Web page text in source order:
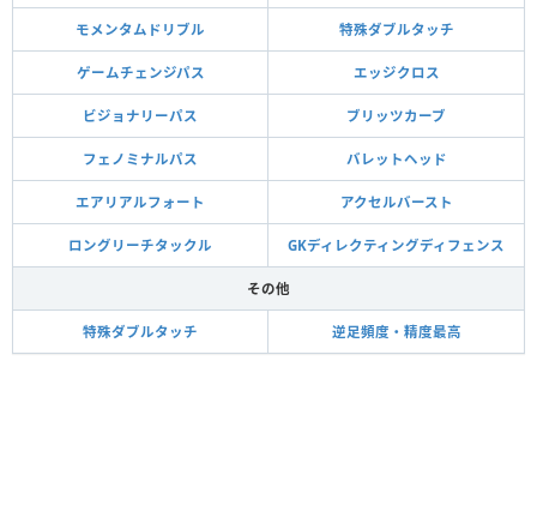
モメンタムドリブル 特殊ダブルタッチ
ゲームチェンジパス エッジクロス
ビジョナリーパス ブリッツカーブ
フェノミナルパス バレットヘッド
エアリアルフォート アクセルバースト
ロングリーチタックル GKディレクティングディフェンス
その他
特殊ダブルタッチ 逆足頻度・精度最高